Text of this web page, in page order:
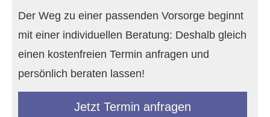
Der Weg zu einer passenden Vorsorge beginnt
mit einer individuellen Beratung: Deshalb gleich
einen kostenfreien Termin anfragen und
persönlich beraten lassen!
Jetzt Termin anfragen